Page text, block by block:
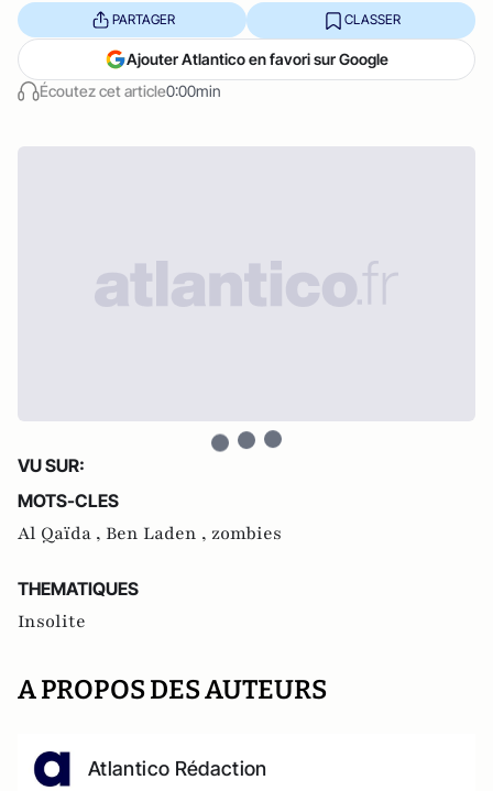
Écoutez cet article0:00min
PARTAGER CLASSER
Ajouter Atlantico en favori sur Google
VU SUR:
MOTS-CLES
Al Qaïda , Ben Laden , zombies
THEMATIQUES
Insolite
A PROPOS DES AUTEURS
Atlantico Rédaction